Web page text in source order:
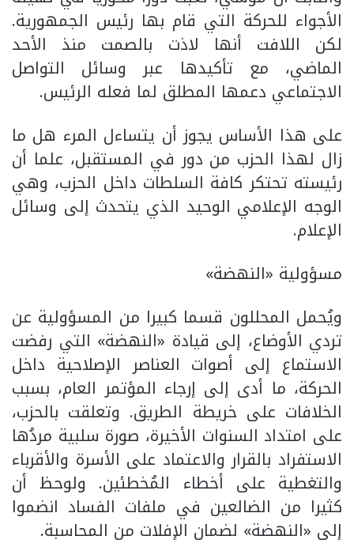
الأجواء للحركة التي قام بها رئيس الجمهورية.
لكن اللافت أنها لاذت بالصمت منذ الأحد
الماضي، مع تأكيدها عبر وسائل التواصل
الاجتماعي دعمها المطلق لما فعله الرئيس.
على هذا الأساس يجوز أن يتساءل المرء هل ما
زال لهذا الحزب من دور في المستقبل، علما أن
رئيسته تحتكر كافة السلطات داخل الحزب، وهي
الوجه الإعلامي الوحيد الذي يتحدث إلى وسائل
الإعلام.
مسؤولية «النهضة»
ويُحمل المحللون قسما كبيرا من المسؤولية عن
تردي الأوضاع، إلى قيادة «النهضة» التي رفضت
الاستماع إلى أصوات العناصر الإصلاحية داخل
الحركة، ما أدى إلى إرجاء المؤتمر العام، بسبب
الخلافات على خريطة الطريق. وتعلقت بالحزب،
على امتداد السنوات الأخيرة، صورة سلبية مردُها
الاستفراد بالقرار والاعتماد على الأسرة والأقرباء
والتغطية على أخطاء المُخطئين. ولوحظ أن
كثيرا من الضالعين في ملفات الفساد انضموا
إلى «النهضة» لضمان الإفلات من المحاسبة.